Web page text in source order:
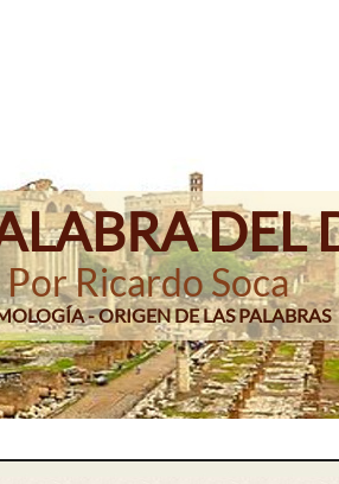
DEL
Por Ricardo Soca
- ORIGEN DE LAS PALABRAS